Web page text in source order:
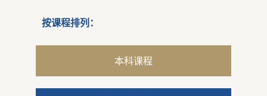
按课程排列：
本科课程